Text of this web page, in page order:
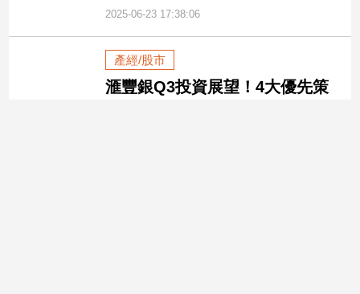
2025-06-23 17:38:06
產經/股市
滙豐銀Q3投資展望！4大優先策